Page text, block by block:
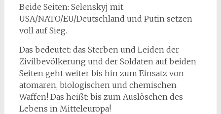
Beide Seiten: Selenskyj mit
USA/NATO/EU/Deutschland und Putin setzen
voll auf Sieg.
Das bedeutet: das Sterben und Leiden der
Zivilbevölkerung und der Soldaten auf beiden
Seiten geht weiter bis hin zum Einsatz von
atomaren, biologischen und chemischen
Waffen! Das heißt: bis zum Auslöschen des
Lebens in Mitteleuropa!